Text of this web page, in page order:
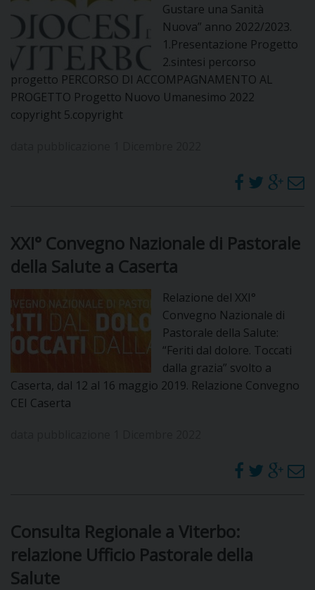
Gustare una Sanità
Nuova” anno 2022/2023.
1.Presentazione Progetto
2.sintesi percorso
progetto PERCORSO DI ACCOMPAGNAMENTO AL
PROGETTO Progetto Nuovo Umanesimo 2022
copyright 5.copyright
XXI° Convegno Nazionale di Pastorale
della Salute a Caserta
Relazione del XXI°
Convegno Nazionale di
Pastorale della Salute:
“Feriti dal dolore. Toccati
dalla grazia” svolto a
Caserta, dal 12 al 16 maggio 2019. Relazione Convegno
CEI Caserta
Consulta Regionale a Viterbo:
relazione Ufficio Pastorale della
Salute